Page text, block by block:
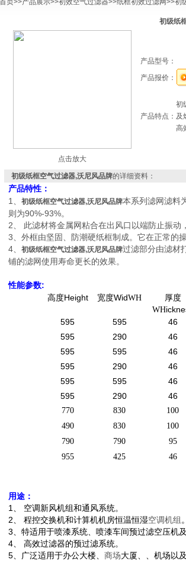
首页>>产品展示>>初效空气过滤器>>纸框初效过滤网>>初
初级纸
点击放大
产品型号：
产品报价：
产品特点：
初
及
高
初级纸框空气过滤器,沃尼风品牌的详细资料：
产品特性：
1、
初级纸框空气过滤器,沃尼风品牌本系列滤网滤料
则为90%-93%。
2、 此滤材将金属网粘合在出风口以端防止振动
3、外框由坚固、防潮硬纸框制成。它在正常的
4、
初级纸框空气过滤器,沃尼风品牌过滤部分由滤材
铺的滤网使用寿命更长的效果。
性能参数:
高度Height
宽度WidWH 厚度
WH
595 595 46
595
290 46
595
595 46
595
290 46
595
595 46
595
290 46
770 830 100
490 830 100
790 790 95
955 425 46
用途：
1、 空调新风机组和通风系统。
2、 程控交换机和计算机机房恒温恒湿空调机组 。
3、 特适用于喷漆系统、喷漆车间预过滤空压机
4、 高效过滤器的预过滤系统。
5、
广泛适用于办公大楼、 商场大厦、、机场以